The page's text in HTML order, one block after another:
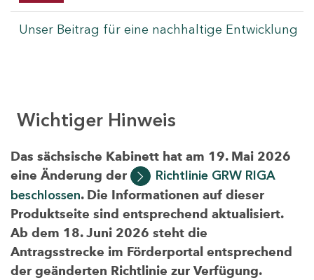
Unser Beitrag für eine nachhaltige Entwicklung
Wichtiger Hinweis
Das sächsische Kabinett hat am 19. Mai 2026
eine Änderung der
Richtlinie GRW RIGA
beschlossen. Die Informationen auf dieser
Produktseite sind entsprechend aktualisiert.
Ab dem 18. Juni 2026 steht die
Antragsstrecke im Förderportal entsprechend
der geänderten Richtlinie zur Verfügung.